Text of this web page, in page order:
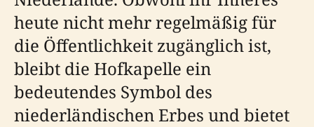
heute nicht mehr regelmäßig für
die Öffentlichkeit zugänglich ist,
bleibt die Hofkapelle ein
bedeutendes Symbol des
niederländischen Erbes und bietet